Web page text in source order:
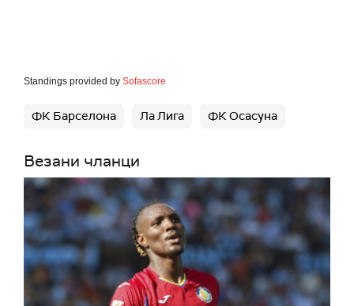
Standings provided by Sofascore
ФК Барселона Ла Лига ФК Осасуна
Везани чланци